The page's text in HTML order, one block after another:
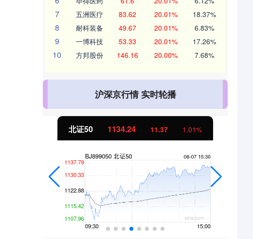
7 五洲医疗 83.62 20.01% 18.37%
8 耐科装备 49.67 20.01% 6.83%
9 一博科技 53.33 20.01% 17.26%
10 方邦股份 146.16 20.00% 7.68%
沪深京行情 实时轮播
北证50 1134.24 11.37 1.01%